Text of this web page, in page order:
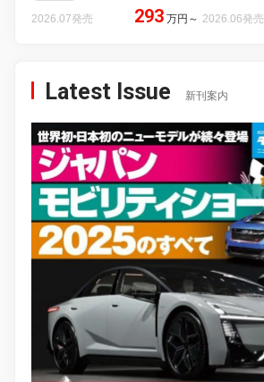
2026.07発売 293 万円 ～ 2026.06発売
Latest Issue 新刊案内